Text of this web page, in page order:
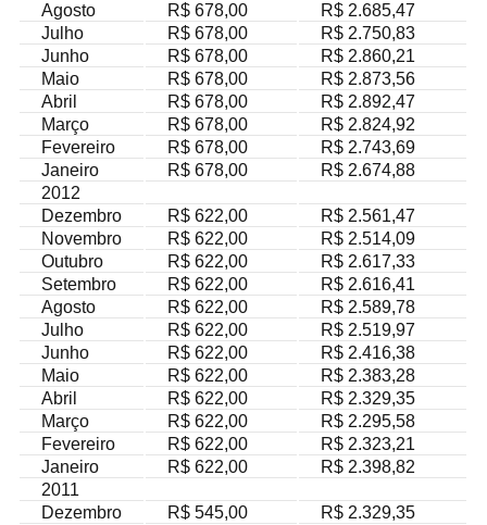
Agosto
R$ 678,00
R$ 2.685,47
Julho
R$ 678,00
R$ 2.750,83
Junho
R$ 678,00
R$ 2.860,21
Maio
R$ 678,00
R$ 2.873,56
Abril
R$ 678,00
R$ 2.892,47
Março
R$ 678,00
R$ 2.824,92
Fevereiro
R$ 678,00
R$ 2.743,69
Janeiro
R$ 678,00
R$ 2.674,88
2012
Dezembro
R$ 622,00
R$ 2.561,47
Novembro
R$ 622,00
R$ 2.514,09
Outubro
R$ 622,00
R$ 2.617,33
Setembro
R$ 622,00
R$ 2.616,41
Agosto
R$ 622,00
R$ 2.589,78
Julho
R$ 622,00
R$ 2.519,97
Junho
R$ 622,00
R$ 2.416,38
Maio
R$ 622,00
R$ 2.383,28
Abril
R$ 622,00
R$ 2.329,35
Março
R$ 622,00
R$ 2.295,58
Fevereiro
R$ 622,00
R$ 2.323,21
Janeiro
R$ 622,00
R$ 2.398,82
2011
Dezembro
R$ 545,00
R$ 2.329,35